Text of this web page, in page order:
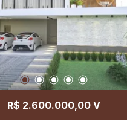
R$ 2.600.000,00 V